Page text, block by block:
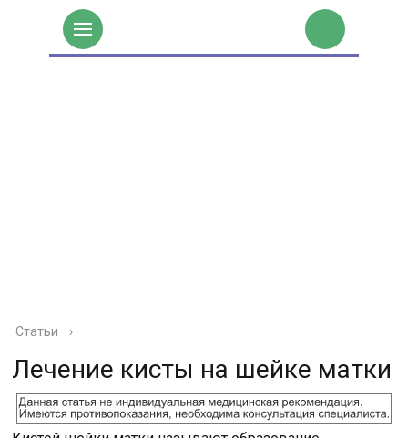
Статьи ›
Лечение кисты на шейке матки